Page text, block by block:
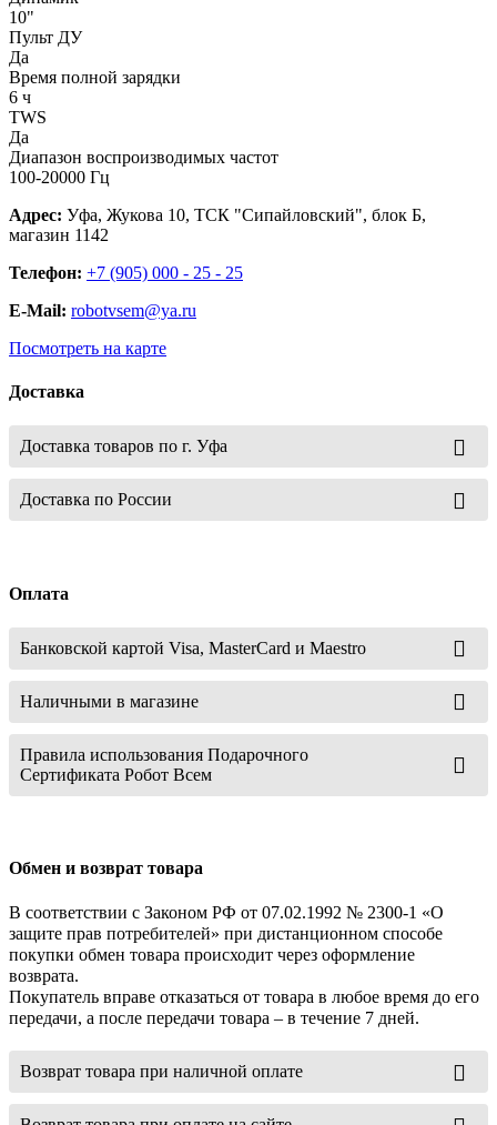
10"
Пульт ДУ
Да
Время полной зарядки
6 ч
TWS
Да
Диапазон воспроизводимых частот
100-20000 Гц
Адрес: Уфа, Жукова 10, ТСК "Сипайловский", блок Б,
магазин 1142
Телефон: +7 (905) 000 - 25 - 25
E-Mail: robotvsem@ya.ru
Посмотреть на карте
Доставка
Доставка товаров по г. Уфа
Доставка по России
Оплата
Банковской картой Visa, MasterCard и Maestro
Наличными в магазине
Правила использования Подарочного
Сертификата Робот Всем
Обмен и возврат товара
В соответствии с Законом РФ от 07.02.1992 № 2300-1 «О
защите прав потребителей» при дистанционном способе
покупки обмен товара происходит через оформление
возврата.
Покупатель вправе отказаться от товара в любое время до его
передачи, а после передачи товара – в течение 7 дней.
Возврат товара при наличной оплате